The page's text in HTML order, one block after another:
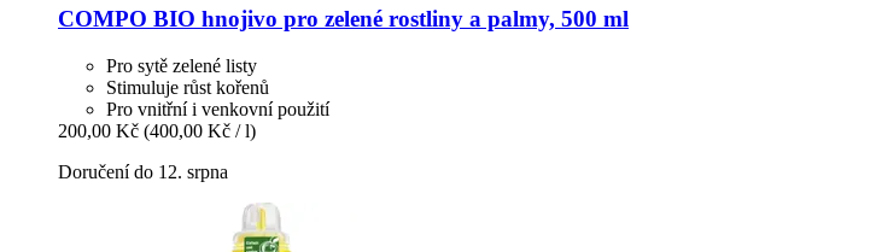
COMPO BIO hnojivo pro zelené rostliny a palmy, 500 ml
Pro sytě zelené listy
Stimuluje růst kořenů
Pro vnitřní i venkovní použití
200,00 Kč (400,00 Kč / l)
Doručení do 12. srpna